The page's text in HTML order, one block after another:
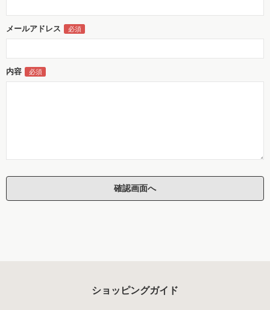
メールアドレス
内容
ショッピングガイド